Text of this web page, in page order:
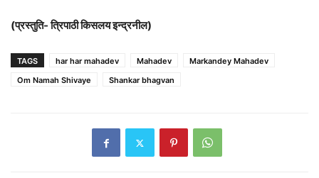
(प्रस्तुति- त्रिपाठी किसलय इन्द्रनील)
TAGS har har mahadev Mahadev
Markandey Mahadev
Om Namah Shivaye
Shankar bhagvan